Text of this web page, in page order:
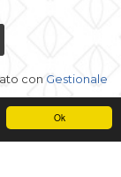
Ok
con Gestionale
delle